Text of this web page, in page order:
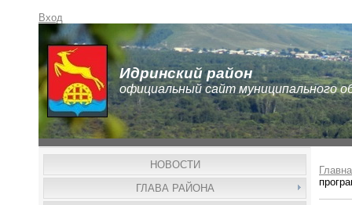
Вход
Идринский район
официальный сайт муниципального
НОВОСТИ
ГЛАВА РАЙОНА